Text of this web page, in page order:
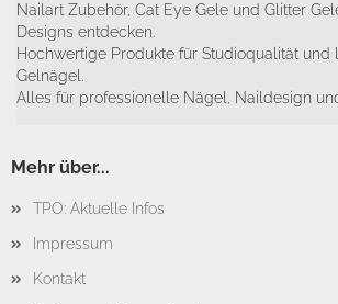
Nailart Zubehör, Cat Eye Gele und Glitter
Designs entdecken.
Hochwertige Produkte für Studioqualität
Gelnägel.
Alles für professionelle Nägel, Naildesign
Mehr über...
TPO: Aktuelle Infos
Impressum
Kontakt